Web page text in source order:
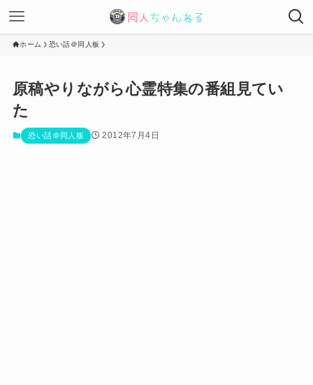
ホーム 恐い話＠同人板
原稿やりながら心霊特集の番組見てい
た
恐い話＠同人板 2012年7月4日